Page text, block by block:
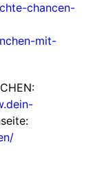
chancen-
mit-